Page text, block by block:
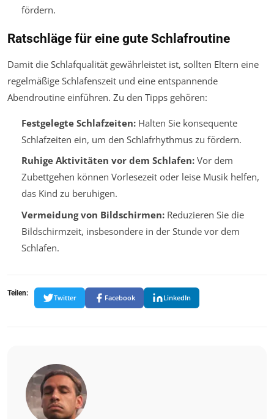
fördern.
Ratschläge für eine gute Schlafroutine
Damit die Schlafqualität gewährleistet ist, sollten Eltern eine
regelmäßige Schlafenszeit und eine entspannende
Abendroutine einführen. Zu den Tipps gehören:
Festgelegte Schlafzeiten:Halten Sie konsequente
Schlafzeiten ein, um den Schlafrhythmus zu fördern.
Ruhige Aktivitäten vor dem Schlafen:Vor dem
Zubettgehen können Vorlesezeit oder leise Musik helfen,
das Kind zu beruhigen.
Vermeidung von Bildschirmen:Reduzieren Sie die
Bildschirmzeit, insbesondere in der Stunde vor dem
Schlafen.
Teilen:
Twitter Facebook LinkedIn